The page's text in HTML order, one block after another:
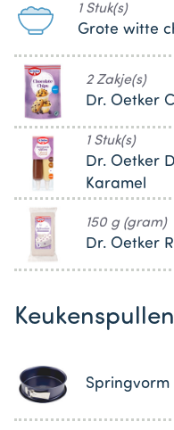
1 Stuk(s)
Grote witte
2 Zakje(s)
Dr. Oetker
1 Stuk(s)
Dr. Oetker
Karamel
150 g (gram)
Dr. Oetker
Keukenspullen